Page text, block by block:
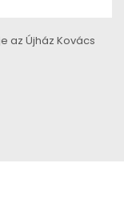
az Újház Kovács